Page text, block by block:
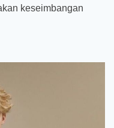
keseimbangan